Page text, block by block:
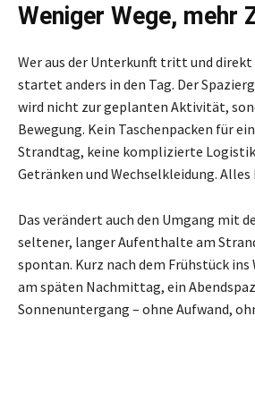
Weniger Wege, mehr
Wer aus der Unterkunft tritt und direkt
startet anders in den Tag. Der
wird nicht zur geplanten Aktivität,
Bewegung. Kein Taschenpacken für
Strandtag, keine komplizierte
Getränken und Wechselkleidung.
Das verändert auch den Umgang mit
seltener, langer Aufenthalte am
spontan. Kurz nach dem Frühstück ins
am späten Nachmittag, ein
Sonnenuntergang – ohne Aufwand,